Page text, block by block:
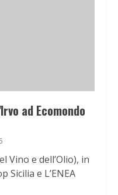
ad Ecomondo
Vino e dell’Olio), in
Sicilia e L’ENEA